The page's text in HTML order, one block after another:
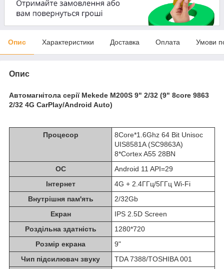
Опис Характеристики Доставка Оплата Умови
Опис
Автомагнітола серії Mekede M200S 9" 2/32 (9" 8core 9863
2/32 4G CarPlay/Android Auto)
Процесор
8Core*1.6Ghz 64 Bit Unisoc
UIS8581A (SC9863A)
8*Cortex A55 28BN
ОС
Android 11 API=29
Інтернет
4G + 2.4ГГц/5ГГц Wi-Fi
Внутрішня пам'ять
2/32Gb
Екран
IPS 2.5D Screen
Роздільна здатність
1280*720
Розмір екрана
9"
Чип підсилювач звуку
TDA 7388/TOSHIBA 001